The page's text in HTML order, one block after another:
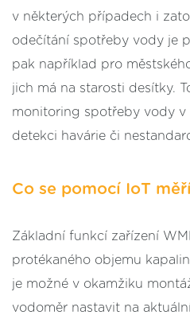
v některých případech i
odečítání spotřeby vody je
pak například pro
jich má na starosti desítky.
monitoring spotřeby vody v
detekci havárie či
Co se pomocí IoT
Základní funkcí zařízení
protékaného objemu
je možné v okamžiku
vodoměr nastavit na